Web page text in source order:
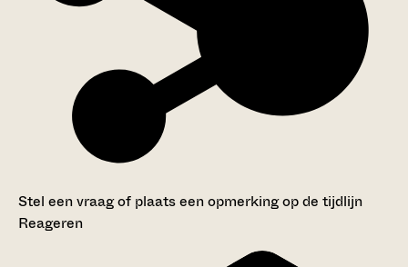
Stel een vraag of plaats een opmerking op de tijdlijn
Reageren